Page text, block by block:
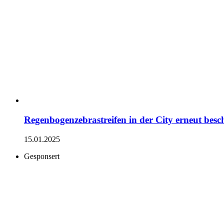
Regenbogenzebrastreifen in der City erneut
15.01.2025
Gesponsert